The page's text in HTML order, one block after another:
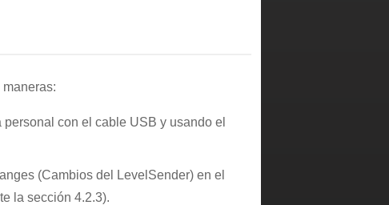
con el cable USB y usando el
(Cambios del LevelSender) en el
la sección 4.2.3).